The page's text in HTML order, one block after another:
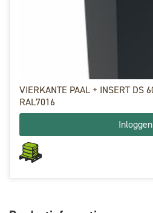
VIERKANTE PAAL + INSERT DS 60X60MM L=1.50M
RAL7016
Inloggen